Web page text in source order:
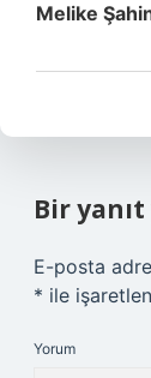
Melike
Bir yanıt
E-posta
* ile
Yorum